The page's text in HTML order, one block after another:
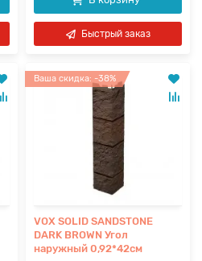
Быстрый заказ
Ваша скидка: -38%
VOX SOLID SANDSTONE
DARK BROWN Угол
наружный 0,92*42см